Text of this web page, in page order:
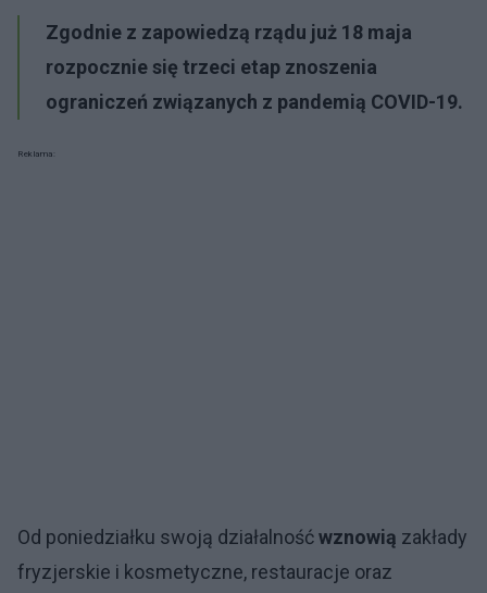
Zgodnie z zapowiedzą rządu już 18 maja
rozpocznie się trzeci etap znoszenia
ograniczeń związanych z pandemią COVID-19.
Reklama:
Od poniedziałku swoją działalnośćwznowią zakłady
fryzjerskie i kosmetyczne, restauracje oraz